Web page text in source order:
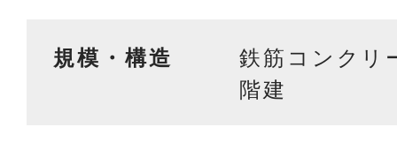
規模・構造
鉄筋コンク
階建